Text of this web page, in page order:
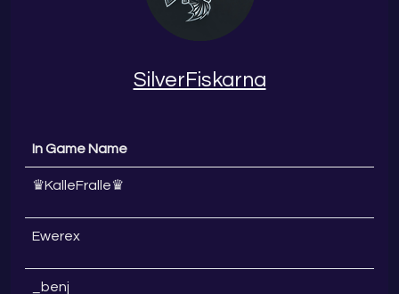
SilverFiskarna
In Game Name
♛KalleFralle♛
Ewerex
_benj